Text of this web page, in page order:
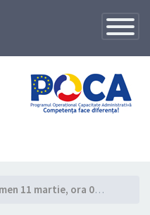
Toggle
11 martie, ora 00.00)